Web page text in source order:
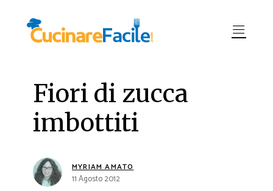
Fiori di zucca
imbottiti
MYRIAM AMATO
11 Agosto 2012